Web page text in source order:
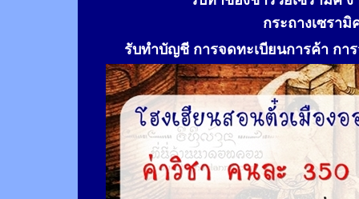
กระถางเซรา
รับทำบัญชี การจดทะเบียนการค้า กา